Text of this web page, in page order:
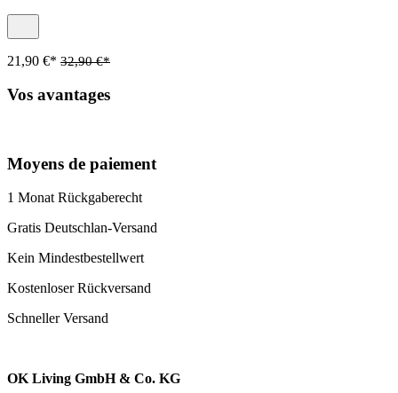
21,90 €* 32,90 €*
Vos avantages
Moyens de paiement
1 Monat Rückgaberecht
Gratis Deutschlan-Versand
Kein Mindestbestellwert
Kostenloser Rückversand
Schneller Versand
OK Living GmbH & Co. KG